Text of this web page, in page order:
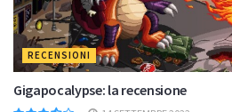
RECENSIONI
Gigapocalypse: la recensione